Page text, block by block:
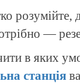
—
в яких
станція